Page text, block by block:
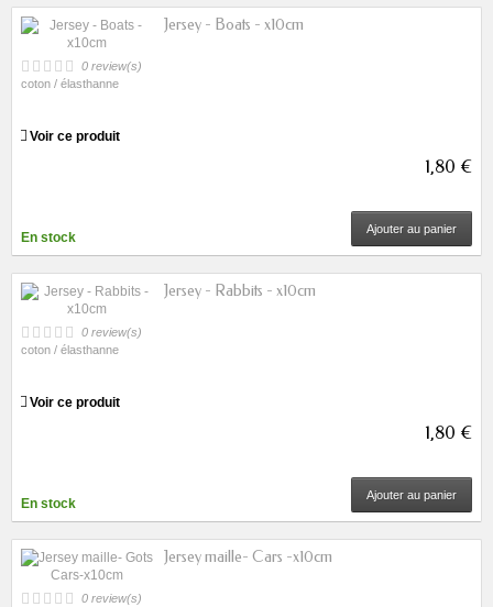
Jersey - Boats - x10cm
0 review(s)
coton / élasthanne
Voir ce produit
1,80 €
En stock
Ajouter au panier
Jersey - Rabbits - x10cm
0 review(s)
coton / élasthanne
Voir ce produit
1,80 €
En stock
Ajouter au panier
Jersey maille- Cars -x10cm
0 review(s)